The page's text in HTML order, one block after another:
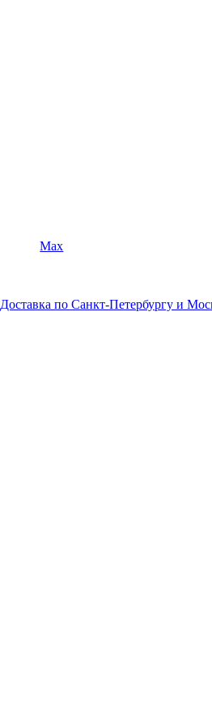
Max
Доставка по Санкт-Петербургу и